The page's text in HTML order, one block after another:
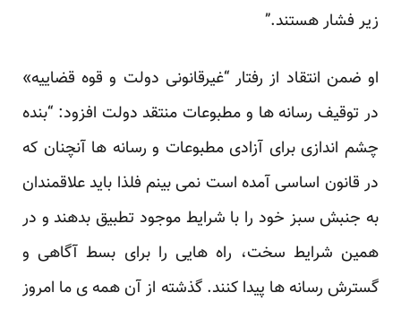
زیر فشار هستند.”
او ضمن انتقاد از رفتار “غیرقانونی دولت و قوه قضاییه»
در توقیف رسانه ها و مطبوعات منتقد دولت افزود: “بنده
چشم اندازی برای آزادی مطبوعات و رسانه ها آنچنان که
در قانون اساسی آمده است نمی بینم فلذا باید علاقمندان
به جنبش سبز خود را با شرایط موجود تطبیق بدهند و در
همین شرایط سخت، راه هایی را برای بسط آگاهی و
گسترش رسانه ها پیدا کنند. گذشته از آن همه ی ما امروز